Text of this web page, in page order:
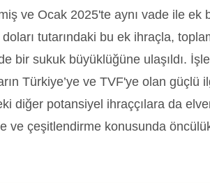
ve Ocak 2025'te aynı vade ile ek
tutarındaki bu ek ihraçla,
bir sukuk büyüklüğüne ulaşıldı.
Türkiye’ye ve TVF'ye olan
diğer potansiyel ihraççılara da
ve çeşitlendirme konusunda